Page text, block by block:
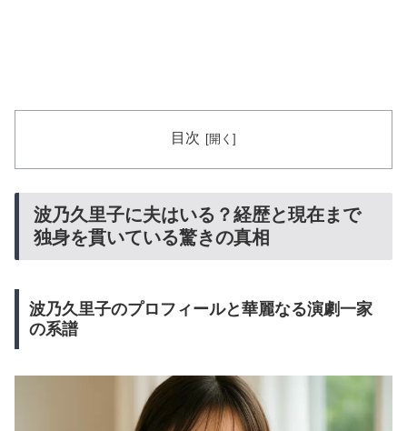
目次
波乃久里子に夫はいる？経歴と現在まで
独身を貫いている驚きの真相
波乃久里子のプロフィールと華麗なる演劇一家
の系譜